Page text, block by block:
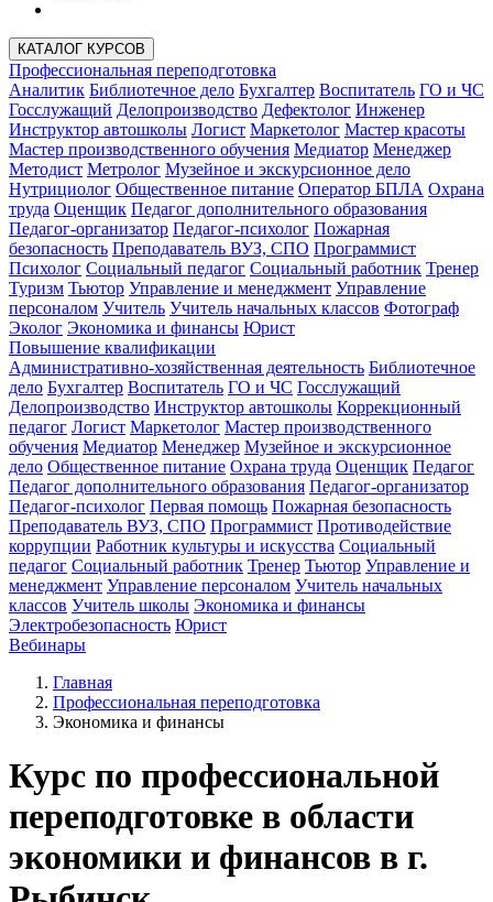
КАТАЛОГ КУРСОВ
Профессиональная переподготовка
Аналитик Библиотечное дело Бухгалтер Воспитатель ГО и ЧС
Госслужащий Делопроизводство Дефектолог Инженер
Инструктор автошколы Логист Маркетолог Мастер красоты
Мастер производственного обучения Медиатор Менеджер
Методист Метролог Музейное и экскурсионное дело
Нутрициолог Общественное питание Оператор БПЛА Охрана
труда Оценщик Педагог дополнительного образования
Педагог-организатор Педагог-психолог Пожарная
безопасность Преподаватель ВУЗ, СПО Программист
Психолог Социальный педагог Социальный работник Тренер
Туризм Тьютор Управление и менеджмент Управление
персоналом Учитель Учитель начальных классов Фотограф
Эколог Экономика и финансы Юрист
Повышение квалификации
Административно-хозяйственная деятельность Библиотечное
дело Бухгалтер Воспитатель ГО и ЧС Госслужащий
Делопроизводство Инструктор автошколы Коррекционный
педагог Логист Маркетолог Мастер производственного
обучения Медиатор Менеджер Музейное и экскурсионное
дело Общественное питание Охрана труда Оценщик Педагог
Педагог дополнительного образования Педагог-организатор
Педагог-психолог Первая помощь Пожарная безопасность
Преподаватель ВУЗ, СПО Программист Противодействие
коррупции Работник культуры и искусства Социальный
педагог Социальный работник Тренер Тьютор Управление и
менеджмент Управление персоналом Учитель начальных
классов Учитель школы Экономика и финансы
Электробезопасность Юрист
Вебинары
Главная
Профессиональная переподготовка
Экономика и финансы
Курс по профессиональной
переподготовке в области
экономики и финансов в г.